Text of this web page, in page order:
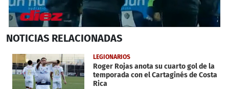
seconds
38
seconds
NOTICIAS RELACIONADAS
LEGIONARIOS
Roger Rojas anota su cuarto gol de la
temporada con el Cartaginés de Costa
Rica